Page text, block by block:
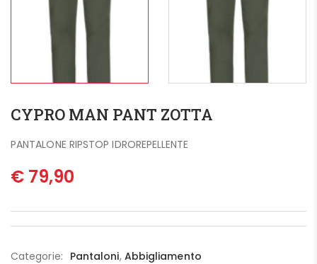
CYPRO MAN PANT ZOTTA
PANTALONE RIPSTOP IDROREPELLENTE
€ 79,90
Categorie: Pantaloni, Abbigliamento